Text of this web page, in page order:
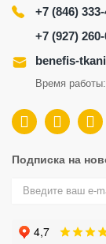
+7 (846)
+7 (927)
benefis-
Время
Подписка на